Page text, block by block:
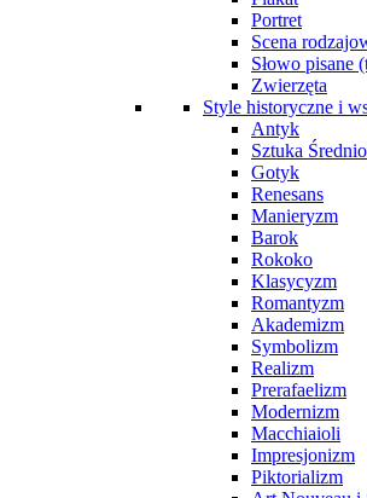
Portret
Scena
Słowo pisane
Zwierzęta
Style historyczne i
Antyk
Sztuka
Gotyk
Renesans
Manieryzm
Barok
Rokoko
Klasycyzm
Romantyzm
Akademizm
Symbolizm
Realizm
Prerafaelizm
Modernizm
Macchiaioli
Impresjonizm
Piktorializm